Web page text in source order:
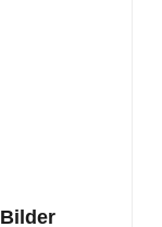
Bilder